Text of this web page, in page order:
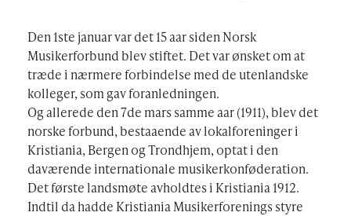
Den 1ste januar var det 15 aar siden Norsk
Musikerforbund blev stiftet. Det var ønsket om at
træde i nærmere forbindelse med de utenlandske
kolleger, som gav foranledningen.
Og allerede den 7de mars samme aar (1911), blev det
norske forbund, bestaaende av lokalforeninger i
Kristiania, Bergen og Trondhjem, optat i den
daværende internationale musikerkonføderation.
Det første landsmøte avholdtes i Kristiania 1912.
Indtil da hadde Kristiania Musikerforenings styre